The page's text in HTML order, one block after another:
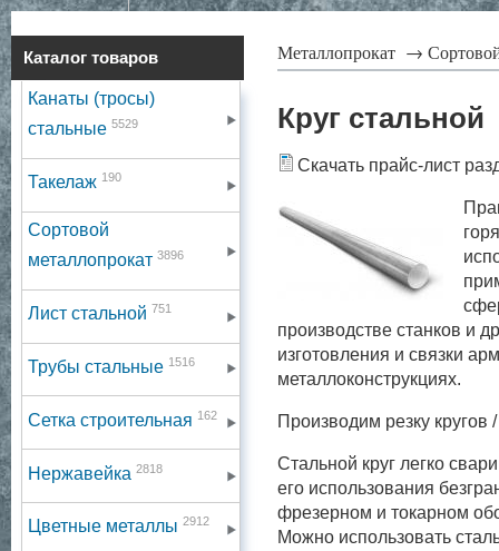
Каталог товаров
Канаты (тросы)
стальные 5529
Такелаж 190
Сортовой
металлопрокат 3896
Лист стальной 751
Трубы стальные 1516
Сетка строительная 162
Нержавейка 2818
Цветные металлы 2912
Металлопрокат →
Круг стальной
Скачать прайс-лист
производстве станков и
изготовления и связки
металлоконструкциях.
Производим резку кругов
Стальной круг легко
его использования
фрезерном и токарном
Можно использовать